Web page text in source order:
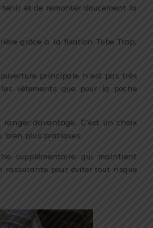
et de remonter doucement la
grâce à la fixation Tube Trap,
principale n’est pas très
vêtements que pour la poche
davantage. C’est un choix
bien plus pratiques.
supplémentaire qui maintient
rassurante pour éviter tout risque